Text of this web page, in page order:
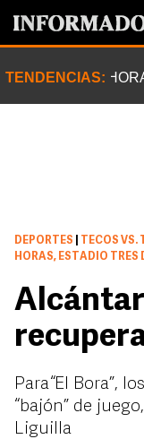
TENDENCIAS:
DEPORTES
TECOS VS.
HORAS, ESTADIO TRES
Alcántar
Para “El Bora”,
“bajón” de
Liguilla